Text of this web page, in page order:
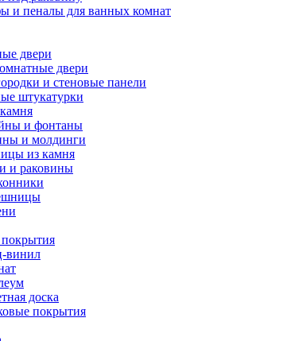
и пеналы для ванных комнат
двери
двери
и стеновые панели
штукатурки
и фонтаны
и молдинги
из камня
и раковины
винил
доска
покрытия